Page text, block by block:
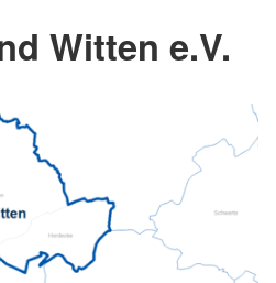
Witten e.V.